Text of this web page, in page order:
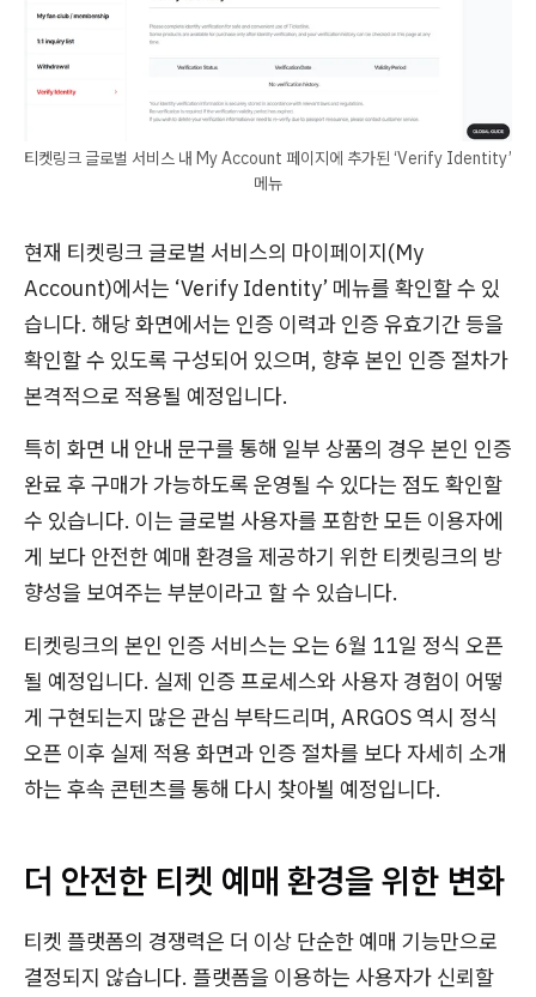
티켓링크 글로벌 서비스 내 My Account 페이지에 추가된 ‘Verify Identity’
메뉴
현재 티켓링크 글로벌 서비스의 마이페이지(My
Account)에서는 ‘Verify Identity’ 메뉴를 확인할 수 있
습니다. 해당 화면에서는 인증 이력과 인증 유효기간 등을
확인할 수 있도록 구성되어 있으며, 향후 본인 인증 절차가
본격적으로 적용될 예정입니다.
특히 화면 내 안내 문구를 통해 일부 상품의 경우 본인 인증
완료 후 구매가 가능하도록 운영될 수 있다는 점도 확인할
수 있습니다. 이는 글로벌 사용자를 포함한 모든 이용자에
게 보다 안전한 예매 환경을 제공하기 위한 티켓링크의 방
향성을 보여주는 부분이라고 할 수 있습니다.
티켓링크의 본인 인증 서비스는 오는 6월 11일 정식 오픈
될 예정입니다. 실제 인증 프로세스와 사용자 경험이 어떻
게 구현되는지 많은 관심 부탁드리며, ARGOS 역시 정식
오픈 이후 실제 적용 화면과 인증 절차를 보다 자세히 소개
하는 후속 콘텐츠를 통해 다시 찾아뵐 예정입니다.
더 안전한 티켓 예매 환경을 위한 변화
티켓 플랫폼의 경쟁력은 더 이상 단순한 예매 기능만으로
결정되지 않습니다. 플랫폼을 이용하는 사용자가 신뢰할